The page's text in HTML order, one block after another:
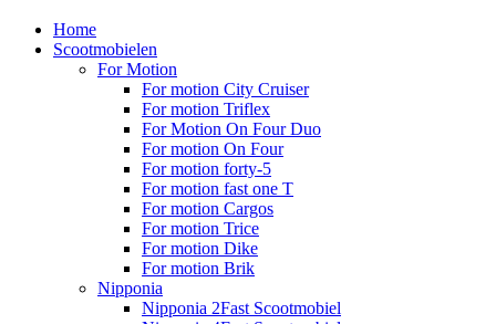
Home
Scootmobielen
For Motion
For motion City Cruiser
For motion Triflex
For Motion On Four Duo
For motion On Four
For motion forty-5
For motion fast one T
For motion Cargos
For motion Trice
For motion Dike
For motion Brik
Nipponia
Nipponia 2Fast Scootmobiel